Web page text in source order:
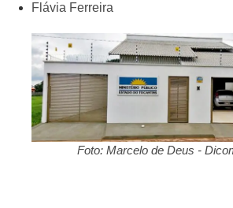
Flávia Ferreira
Foto: Marcelo de Deus -